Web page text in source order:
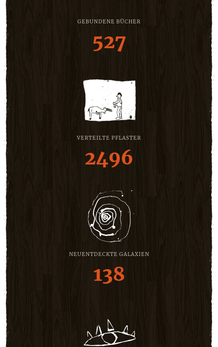
GEBUNDENE BÜCHER
527
VERTEILTE PFLASTER
2496
NEUENTDECKTE GALAXIEN
138